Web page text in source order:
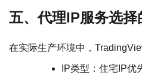
五、代理IP服务选择
在实际生产环境中，
IP类型：住宅IP优